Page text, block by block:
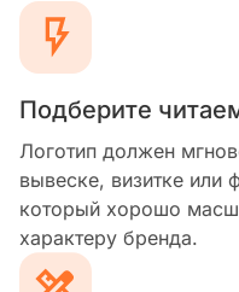
Подберите
Логотип должен
вывеске, визитке или
который хорошо
характеру бренда.